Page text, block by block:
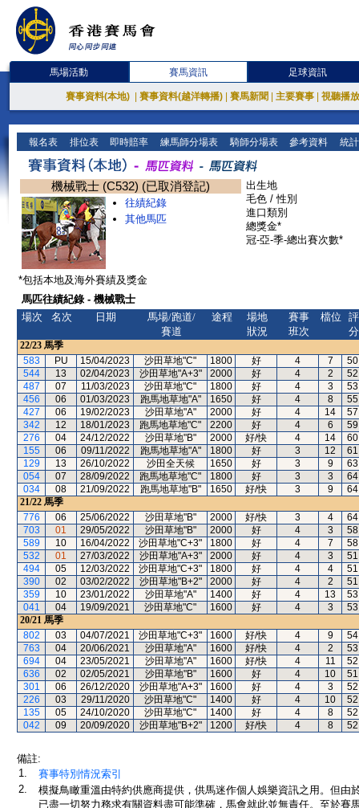
馬場活動 賽馬資訊 足球資訊
賽事資料(本地) 賽事資料(越洋轉播) 賽馬新聞 主要賽事 視聽播
報名表 排位表 即時賠率 練馬師分場表 騎師分場表 參考資料 統
機械戰士 (C532) (已取消登記)
往績紀錄
其他馬匹
出生地
毛色 / 性別
進口類別
總獎金*
冠-亞-季-總出賽次數*
*包括本地及海外賽績及獎金
馬匹往績紀錄 - 機械戰士
場次
名次 日期
馬場/跑道/
賽道
途程
場地
狀況
賽事
班次
檔位
評
分
22/23 馬季
583
PU 15/04/2023 沙田草地"C" 1800 好 4 7
50
544
13 02/04/2023 沙田草地"A+3" 2000 好 4 2
52
487
07 11/03/2023 沙田草地"C" 1800 好 4 3
53
456
06 01/03/2023 跑馬地草地"A" 1650 好 4 8
55
427
06 19/02/2023 沙田草地"A" 2000 好 4 14
57
342
12 18/01/2023 跑馬地草地"C" 2200 好 4 6
59
276
04 24/12/2022 沙田草地"B" 2000 好/快 4 14
60
155
06 09/11/2022 跑馬地草地"A" 1800 好 3 12
61
129
13 26/10/2022 沙田全天候 1650 好 3 9
63
054
07 28/09/2022 跑馬地草地"C" 1800 好 3 3
64
034
08 21/09/2022 跑馬地草地"B" 1650 好/快 3 9
64
21/22 馬季
776
06 25/06/2022 沙田草地"B" 2000 好/快 3 4
64
703
01 29/05/2022 沙田草地"B" 2000 好 4 3
58
589
10 16/04/2022 沙田草地"C+3" 1800 好 4 7
58
532
01 27/03/2022 沙田草地"A+3" 2000 好 4 3
51
494
05 12/03/2022 沙田草地"C+3" 1800 好 4 4
51
390
02 03/02/2022 沙田草地"B+2" 2000 好 4 2
51
359
10 23/01/2022 沙田草地"A" 1400 好 4 13
53
041
04 19/09/2021 沙田草地"C" 1600 好 4 3
53
20/21 馬季
802
03 04/07/2021 沙田草地"C+3" 1600 好/快 4 9
54
763
04 20/06/2021 沙田草地"A" 1600 好/快 4 2
53
694
04 23/05/2021 沙田草地"A" 1600 好/快 4 11
52
636
02 02/05/2021 沙田草地"B" 1600 好 4 10
51
301
06 26/12/2020 沙田草地"A+3" 1600 好 4 3
52
226
03 29/11/2020 沙田草地"C" 1400 好 4 10
52
135
05 24/10/2020 沙田草地"C" 1400 好 4 8
52
042
09 20/09/2020 沙田草地"B+2" 1200 好/快 4 8 52
備註:
1.
賽事特別情況索引
2.
模擬鳥瞰重溫由特約供應商提供，供馬迷作個人娛樂資訊之用。但
已盡一切努力務求有關資料盡可能準確，馬會就此並無責任。至於賽